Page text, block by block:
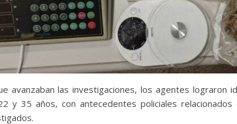
avanzaban las investigaciones, los agentes lograron
y 35 años, con antecedentes policiales